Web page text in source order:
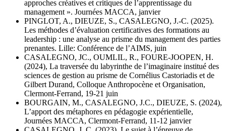
approches créatives et critiques de l’apprentissage du
management ». Journées MACCA, janvier
PINGLOT, A., DIEUZE, S., CASALEGNO, J.-C. (2025).
Les méthodes d’évaluation certificatives des formations au
leadership : une analyse au prisme du management des parties
prenantes. Lille: Conférence de l’AIMS, juin
CASALEGNO, JC., OUMLIL, R., FOURE-JOOPEN, H.
(2024), La traversée du labyrinthe de l’imaginaire institué des
sciences de gestion au prisme de Cornélius Castoriadis et de
Gilbert Durand, Colloque Anthropocène et Organisation,
Clermont-Ferrand, 19-21 juin
BOURGAIN, M., CASALEGNO, J.C., DIEUZE, S. (2024),
L’apport des métaphores en pédagogie expérientielle,
Journées MACCA, Clermont-Ferrand, 11-12 janvier